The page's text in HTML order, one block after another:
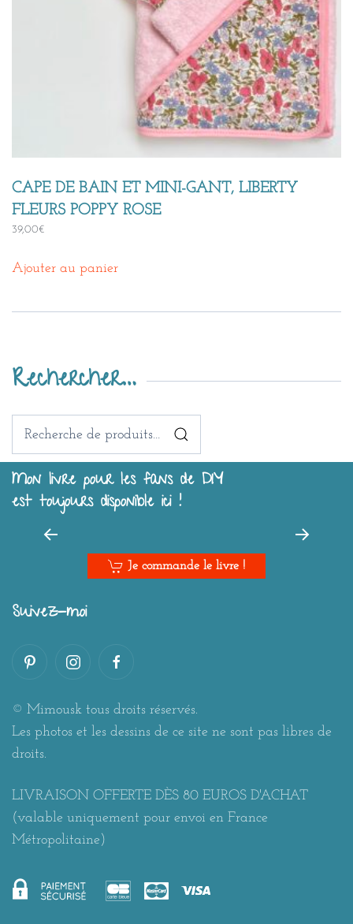
CAPE DE BAIN ET MINI-GANT, LIBERTY
FLEURS POPPY ROSE
39,00€
Ajouter au panier
Rechercher…
Recherche
Mon livre pour les fans de DIY
est toujours disponible ici !
Je commande le livre !
Suivez-moi
© Mimousk tous droits réservés.
Les photos et les dessins de ce site ne sont pas libres de
droits.
LIVRAISON OFFERTE DÈS 80 EUROS D'ACHAT
(valable uniquement pour envoi en France
Métropolitaine)